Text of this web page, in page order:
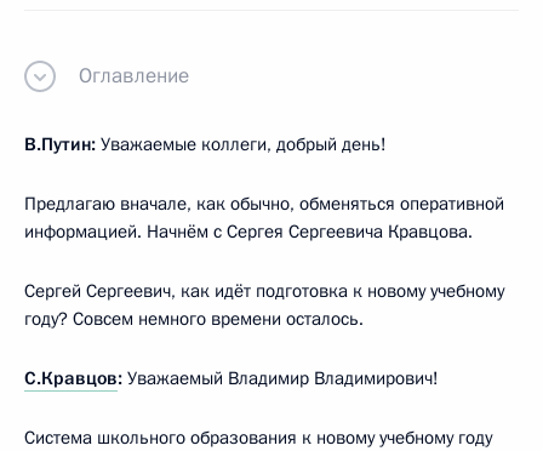
Оглавление
В.Путин: Уважаемые коллеги, добрый день!
Предлагаю вначале, как обычно, обменяться оперативной
информацией. Начнём с Сергея Сергеевича Кравцова.
Сергей Сергеевич, как идёт подготовка к новому учебному
году? Совсем немного времени осталось.
С.Кравцов: Уважаемый Владимир Владимирович!
Система школьного образования к новому учебному году